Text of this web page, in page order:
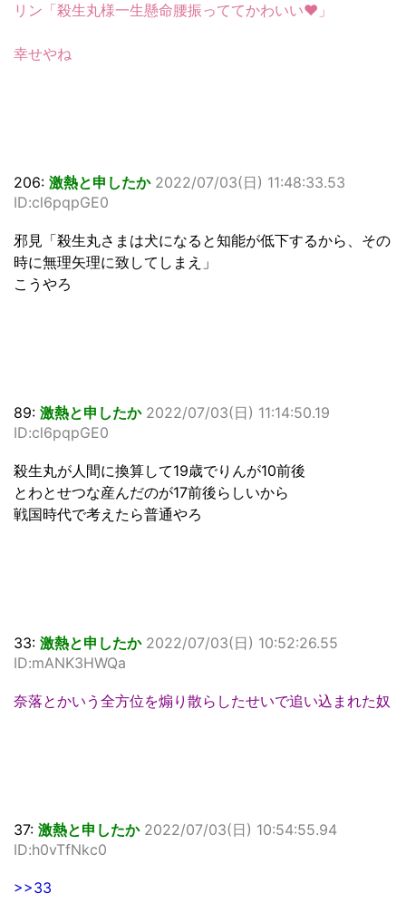
リン「殺生丸様一生懸命腰振っててかわいい♥」
幸せやね
206: 激熱と申したか 2022/07/03(日) 11:48:33.53
ID:cl6pqpGE0
邪見「殺生丸さまは犬になると知能が低下するから、その
時に無理矢理に致してしまえ」
こうやろ
89: 激熱と申したか 2022/07/03(日) 11:14:50.19
ID:cl6pqpGE0
殺生丸が人間に換算して19歳でりんが10前後
とわとせつな産んだのが17前後らしいから
戦国時代で考えたら普通やろ
33: 激熱と申したか 2022/07/03(日) 10:52:26.55
ID:mANK3HWQa
奈落とかいう全方位を煽り散らしたせいで追い込まれた奴
37: 激熱と申したか 2022/07/03(日) 10:54:55.94
ID:h0vTfNkc0
>>33